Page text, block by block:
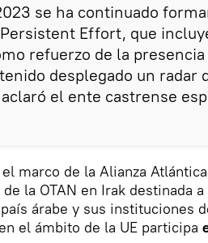
se ha continuado
Effort, que
refuerzo de la
desplegado un radar
el ente castrense
marco de la Alianza
la OTAN en Irak destinada
árabe y sus instituciones
el ámbito de la UE participa